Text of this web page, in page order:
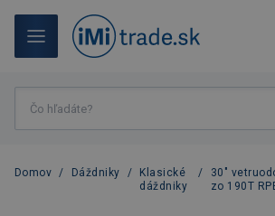
Domov / Dáždniky /
Klasické
dáždniky
/
30"
zo 190T